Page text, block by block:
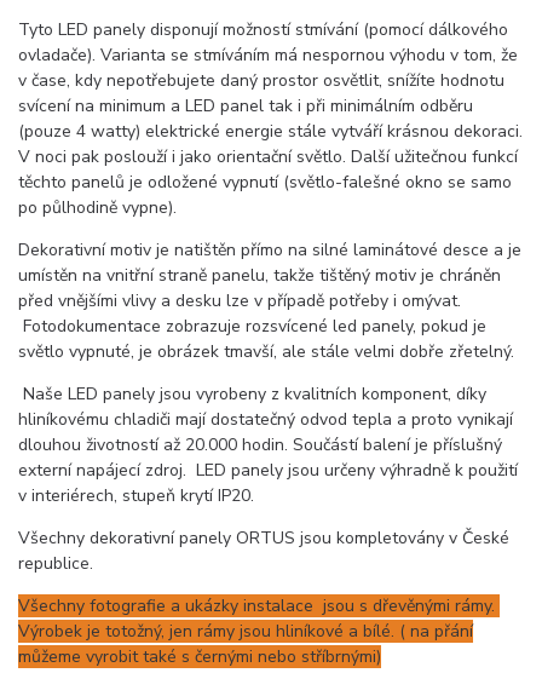
Tyto LED panely disponují možností stmívání (pomocí dálkového
ovladače). Varianta se stmíváním má nespornou výhodu v tom, že
v čase, kdy nepotřebujete daný prostor osvětlit, snížíte hodnotu
svícení na minimum a LED panel tak i při minimálním odběru
(pouze 4 watty) elektrické energie stále vytváří krásnou dekoraci.
V noci pak poslouží i jako orientační světlo. Další užitečnou funkcí
těchto panelů je odložené vypnutí (světlo-falešné okno se samo
po půlhodině vypne).
Dekorativní motiv je natištěn přímo na silné laminátové desce a je
umístěn na vnitřní straně panelu, takže tištěný motiv je chráněn
před vnějšími vlivy a desku lze v případě potřeby i omývat.
Fotodokumentace zobrazuje rozsvícené led panely, pokud je
světlo vypnuté, je obrázek tmavší, ale stále velmi dobře zřetelný.
Naše LED panely jsou vyrobeny z kvalitních komponent, díky
hliníkovému chladiči mají dostatečný odvod tepla a proto vynikají
dlouhou životností až 20.000 hodin. Součástí balení je příslušný
externí napájecí zdroj. LED panely jsou určeny výhradně k použití
v interiérech, stupeň krytí IP20.
Všechny dekorativní panely ORTUS jsou kompletovány v České
republice.
Všechny fotografie a ukázky instalace jsou s dřevěnými rámy.
Výrobek je totožný, jen rámy jsou hliníkové a bílé. ( na přání
můžeme vyrobit také s černými nebo stříbrnými)